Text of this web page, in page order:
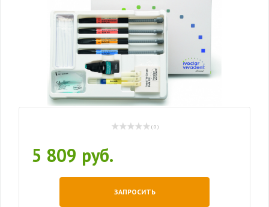
( 0 )
5 809 руб.
ЗАПРОСИТЬ